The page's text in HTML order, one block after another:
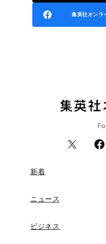
集英社オンラ
新着
ニュース
ビジネス